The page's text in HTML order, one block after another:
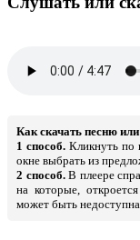
Как скачать песню
1 способ. Кликнуть по
окне выбрать из
2 способ.В плеере
на которые,
может быть